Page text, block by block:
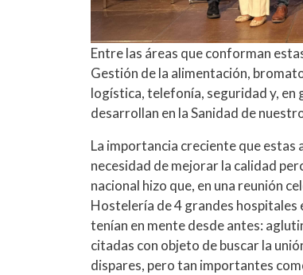
Entre las áreas que conforman
Gestión de la alimentación,
logística, telefonía, seguridad y, en
desarrollan en la Sanidad de
La importancia creciente que estas
necesidad de mejorar la calidad
nacional hizo que, en una reunión
Hostelería de 4 grandes hospitales
tenían en mente desde antes:
citadas con objeto de buscar la
dispares, pero tan importantes